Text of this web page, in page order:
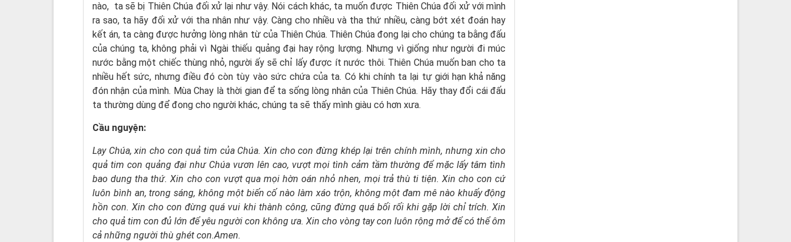
nào, ta sẽ bị Thiên Chúa đối xử lại như vậy. Nói cách khác, ta muốn được Thiên Chúa đối xử với mình
ra sao, ta hãy đối xử với tha nhân như vậy. Càng cho nhiều và tha thứ nhiều, càng bớt xét đoán hay
kết án, ta càng được hưởng lòng nhân từ của Thiên Chúa. Thiên Chúa đong lại cho chúng ta bằng đấu
của chúng ta, không phải vì Ngài thiếu quảng đại hay rộng lượng. Nhưng vì giống như người đi múc
nước bằng một chiếc thùng nhỏ, người ấy sẽ chỉ lấy được ít nước thôi. Thiên Chúa muốn ban cho ta
nhiều hết sức, nhưng điều đó còn tùy vào sức chứa của ta. Có khi chính ta lại tự giới hạn khả năng
đón nhận của mình. Mùa Chay là thời gian để ta sống lòng nhân của Thiên Chúa. Hãy thay đổi cái đấu
ta thường dùng để đong cho người khác, chúng ta sẽ thấy mình giàu có hơn xưa.
Cầu nguyện:
Lạy Chúa,xin cho con quả tim của Chúa.Xin cho con đừng khép lại trên chính mình,nhưng xin cho
quả tim con quảng đại như Chúa vươn lên cao, vượt mọi tình cảm tầm thườngđể mặc lấy tâm tình
bao dung tha thứ.Xin cho con vượt qua mọi hờn oán nhỏ nhen, mọi trả thù ti tiện.Xin cho con cứ
luôn bình an, trong sáng,không một biến cố nào làm xáo trộn, không một đam mê nào khuấy động
hồn con.Xin cho con đừng quá vui khi thành công, cũng đừng quá bối rối khi gặp lời chỉ trích.Xin
cho quả tim con đủ lớnđể yêu người con không ưa.Xin cho vòng tay con luôn rộng mở để có thể ôm
cả những người thù ghét con.Amen.